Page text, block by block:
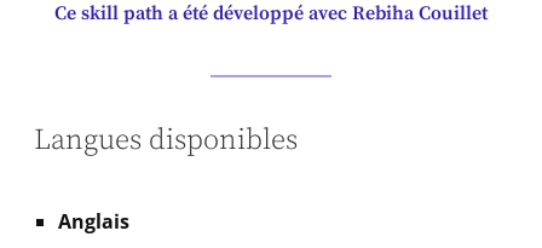
Ce skill path a été développé avec Rebiha Couillet
Langues disponibles
Anglais